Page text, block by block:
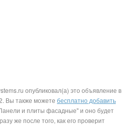
опубликовал(а) это объявление в
Вы также можете бесплатно добавить
и плиты фасадные" и оно будет
же после того, как его проверит